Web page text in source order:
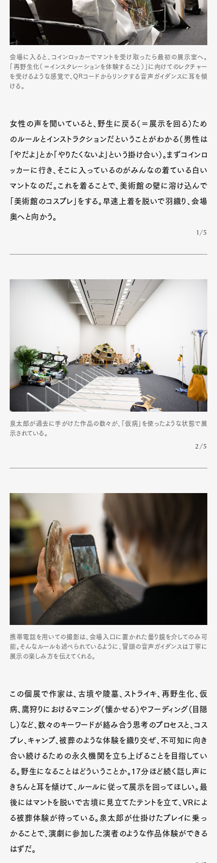
会場に入ると、コインロッカーでマントを受け取ったら最初の展示室へ。
「再野生化（＝インスタレーションを体験すること）」に向けてのレクチャー
を受けるような感覚で、QRコードからリンクする音声ガイダンスに耳を傾
ける。
女性の声を聞いていると、野生に戻る（＝展示を回る）ため
のルールとインストラクションだということがわかる（男性は
「やだよ」とか「やりたくないよ」という掛け合い）。まずコインロ
ッカーに行き、そこに入っているのがみんなの着ている白い
マントなのだ。これを着ることで、美術館の壁に溶け込んで
「美術館のコスプレ」をする。早速上着を脱いで羽織り、会場
奥へと向かう。
1/5
泉太郎が過去に手がけた作品の数々が、「仮病」を使ったような状態で展
示されている。
2/5
携帯電話を用いての撮影は、会場入口に置かれた曇り鏡を介してのみ可
能。そんなルールも述べられているように、冒頭の音声ガイダンスは丁寧に
展示の楽しみ方を伝えてくれる。
この個展で作家は、古墳や陵墓、ストライキ、再野生化、仮
病、鷹狩りにおけるマニング（懐かせる）やフーディング（目隠
し）など、数々のキーワードが絡み合う思考のプロセスと、コス
プレ、キャンプ、被葬のような体験を織り交ぜ、不可知に向き
合い続けるための永久機関を立ち上げることを目指してい
る。野生になることはどういうことか。17分ほど続く話し声に
きちんと耳を傾けて、ルールに従って展示を回ってほしい。最
後にはマントを脱いで古墳に見立てたテントを立て、VRによ
る被葬体験が待っている。泉太郎が仕掛けたプレイに乗っ
かることで、演劇に参加した演者のような作品体験ができる
はずだ。